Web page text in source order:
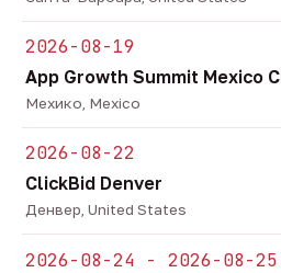
2026-08-19
App Growth Summit Mexico
Мехико, Mexico
2026-08-22
ClickBid Denver
Денвер, United States
2026-08-24 - 2026-08-25